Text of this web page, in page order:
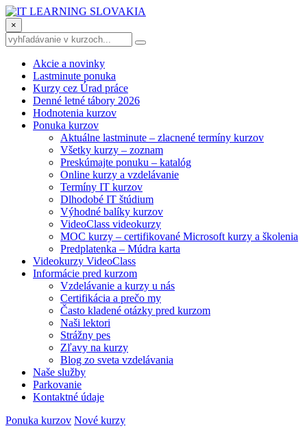
×
Akcie a novinky
Lastminute ponuka
Kurzy cez Úrad práce
Denné letné tábory 2026
Hodnotenia kurzov
Ponuka kurzov
Aktuálne lastminute – zlacnené termíny kurzov
Všetky kurzy – zoznam
Preskúmajte ponuku – katalóg
Online kurzy a vzdelávanie
Termíny IT kurzov
Dlhodobé IT štúdium
Výhodné balíky kurzov
VideoClass videokurzy
MOC kurzy – certifikované Microsoft kurzy a školenia
Predplatenka – Múdra karta
Videokurzy VideoClass
Informácie pred kurzom
Vzdelávanie a kurzy u nás
Certifikácia a prečo my
Často kladené otázky pred kurzom
Naši lektori
Strážny pes
Zľavy na kurzy
Blog zo sveta vzdelávania
Naše služby
Parkovanie
Kontaktné údaje
Ponuka kurzov Nové kurzy